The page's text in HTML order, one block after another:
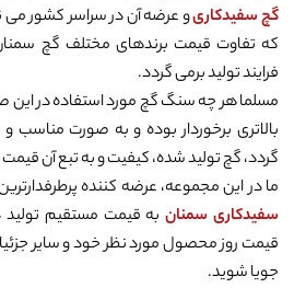
گچ سفیدکاریو عرضه آن در سراسر کشور می
که تفاوت قیمت برندهای مختلف گچ
فرایند تولید برمی گردد.
مسلما هر چه سنگ گچ مورد استفاده در
بالاتری برخوردار بوده و به صورت مناسب
گردد، گچ تولید شده، کیفیت و به تبع آن
ما در این مجموعه، عرضه کننده
سفیدکاری سمنانبه قیمت مستقیم تولید
قیمت روز محصول مورد نظر خود و سایر
جویا شوید.